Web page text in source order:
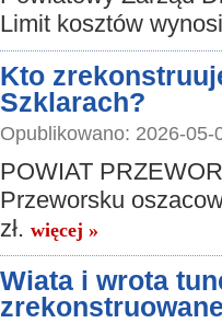
Limit kosztów
Kto
Szklarach?
Opublikowano: 2026-
POWIAT
Przeworsku
zł. więcej »
Wiata i wrota
zrekonstruowane